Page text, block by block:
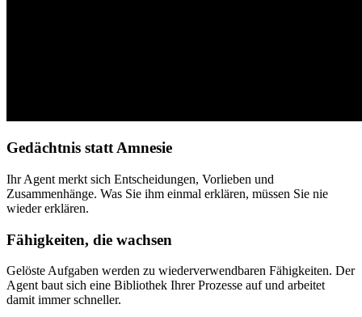
Gedächtnis statt Amnesie
Ihr Agent merkt sich Entscheidungen, Vorlieben und
Zusammenhänge. Was Sie ihm einmal erklären, müssen Sie nie
wieder erklären.
Fähigkeiten, die wachsen
Gelöste Aufgaben werden zu wiederverwendbaren Fähigkeiten. Der
Agent baut sich eine Bibliothek Ihrer Prozesse auf und arbeitet
damit immer schneller.